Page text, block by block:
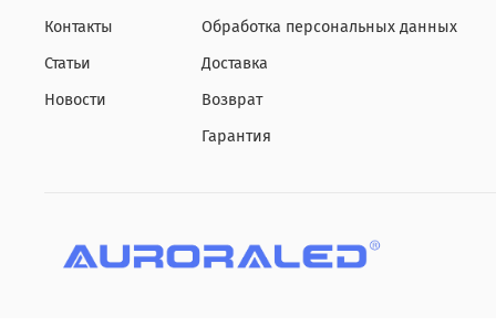
Контакты
Статьи
Новости
Обработка персональных данных
Доставка
Возврат
Гарантия